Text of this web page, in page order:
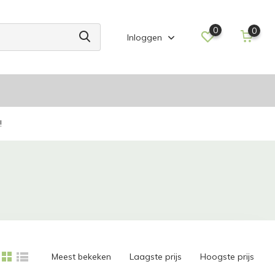
Inloggen
0 0
Meest bekeken Laagste prijs Hoogste prijs